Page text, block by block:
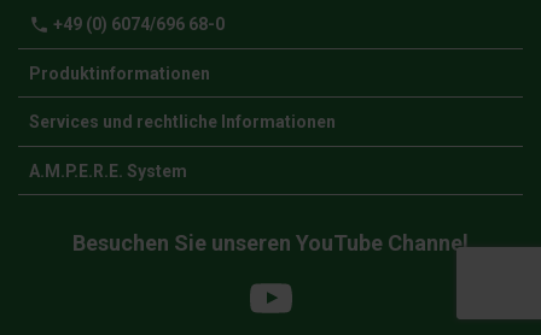
phone +49 (0) 6074/696 68-0
Produktinformationen
Services und rechtliche Informationen
A.M.P.E.R.E. System
Besuchen Sie unseren YouTube Channel
YouTube